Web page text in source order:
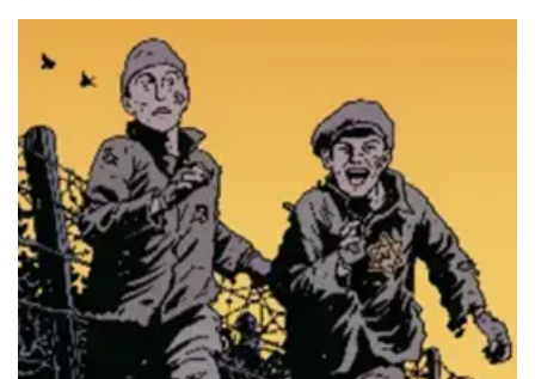
Les expositions virtuelles
La Sarthe sur les réseaux
La newsletter du Département de la
Sarthe
LE CONSEIL DÉPARTEMENTAL
Les 21 cantons de la Sarthe
Les conseillers départementaux
Les commissions